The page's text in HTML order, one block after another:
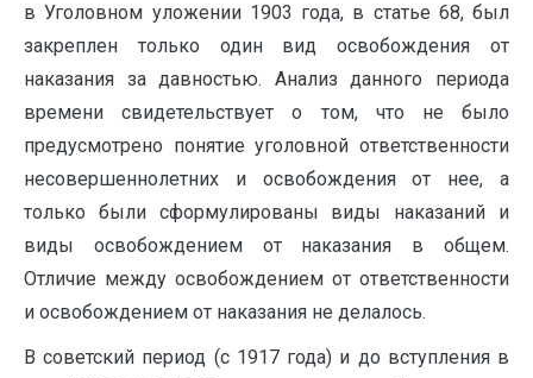
в Уголовном уложении 1903 года, в статье 68, был
закреплен только один вид освобождения от
наказания за давностью. Анализ данного периода
времени свидетельствует о том, что не было
предусмотрено понятие уголовной ответственности
несовершеннолетних и освобождения от нее, а
только были сформулированы виды наказаний и
виды освобождением от наказания в общем.
Отличие между освобождением от ответственности
и освобождением от наказания не делалось.
В советский период (с 1917 года) и до вступления в